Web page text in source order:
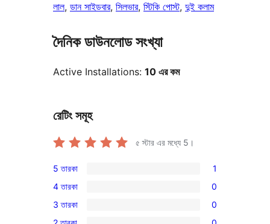
লাল, ডান সাইডবার, সিলভার, স্টিকি পোস্ট, দুই কলাম
দৈনিক ডাউনলোড সংখ্যা
Active Installations: 10 এর কম
রেটিং সমূহ
৫ স্টার এর মধ্যে 5 ।
1টি
5-
স্টার
5 তারকা 1
0টি
4-
4 তারকা 0
0টি
3 তারকা 0